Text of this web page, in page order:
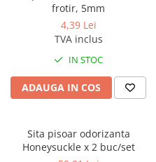
frotir, 5mm
4,39 Lei
TVA inclus
IN STOC
ADAUGA IN COS
Sita pisoar odorizanta
Honeysuckle x 2 buc/set